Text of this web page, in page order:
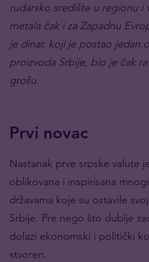
rudarsko središte u regionu i
metala čak i za Zapadnu
je dinar, koji je postao jedan
proizvoda Srbije, bio je čak
grošu.
Prvi novac
Nastanak prve srpske valute
oblikovana i inspirisana
državama koje su ostavile
Srbije. Pre nego što dublje
dolazi ekonomski i politički
stvoren.